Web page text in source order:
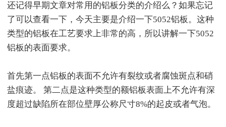
还记得早期文章对常用的铝板分类的介绍么？如果忘记
了可以查看一下，今天主要是介绍一下5052铝板。这种
类型的铝板在工艺要求上非常的高，所以讲解一下5052
铝板的表面要求。
首先第一点铝板的表面不允许有裂纹或者腐蚀斑点和硝
盐痕迹。 第二点是这种类型的额铝板表面上不允许有深
度超过缺陷所在部位壁厚公称尺寸8%的起皮或者气泡。